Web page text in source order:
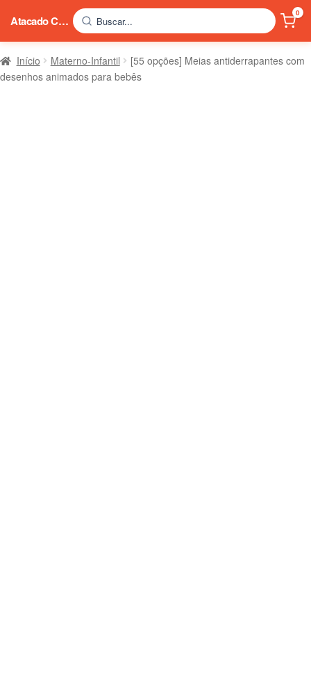
Início Materno-Infantil
[55 opções] Meias antiderrapantes com
desenhos animados para bebês
Atacado China Buscar...
0